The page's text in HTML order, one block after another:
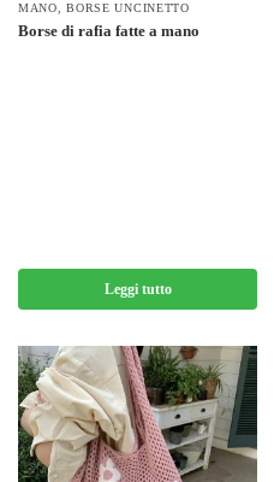
MANO ,BORSE UNCINETTO
Borse di rafia fatte a mano
Leggi tutto